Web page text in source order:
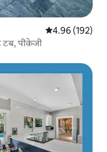
औसत रेटिंग 5 में से
4.96 (192)
टब, पीकेजी